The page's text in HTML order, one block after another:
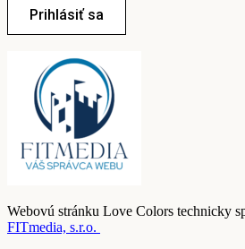
Prihlásiť sa
Webovú stránku Love Colors technicky
FITmedia, s.r.o.